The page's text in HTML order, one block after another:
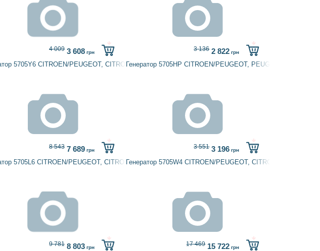
5705Y6 CITROEN/PEUGEOT, CITROËN, PEUGEOT
4 009 3 608 грн
Генератор 5705HP CITROEN/PEUGEOT, PEUGEOT
3 136 2 822 грн
5705L6 CITROEN/PEUGEOT, CITROËN, PEUGEOT, SUZUKI
8 543 7 689 грн
Генератор 5705W4 CITROEN/PEUGEOT, CITROËN, FIAT, HC-
3 551 3 196 грн
9 781 8 803 грн 17 469 15 722 грн